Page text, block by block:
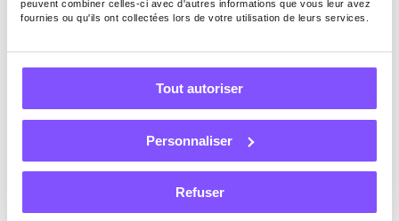
peuvent combiner celles-ci avec d'autres informations que vous leur avez
fournies ou qu'ils ont collectées lors de votre utilisation de leurs services.
Tout autoriser
Personnaliser
Refuser
que Udemy, Coursera et Skillshare, vous
votre programme avec soin et présenter
rester engageant tout au long du cours !
Lorsque les apprenants se rendent compte
de tout ce qu’ils ont à gagner de vos offres,
ils vous recommanderont à leur cercle, ce
qui vous donnera encore plus